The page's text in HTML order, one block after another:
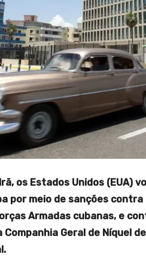
os Estados Unidos (EUA)
por meio de sanções
Armadas cubanas, e
Companhia Geral de Níquel